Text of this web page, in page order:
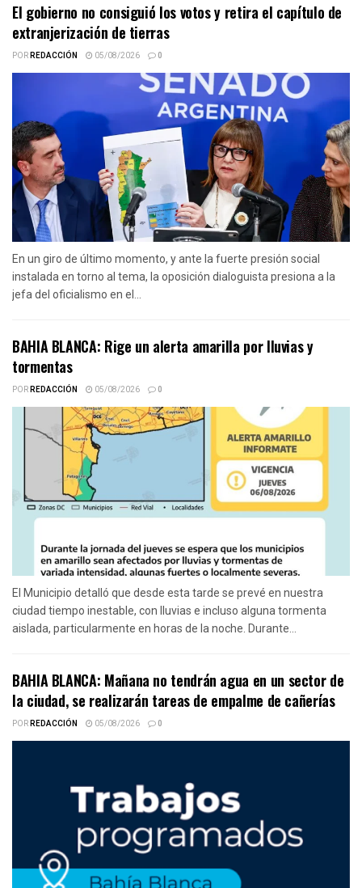
El gobierno no consiguió los votos y retira el capítulo de
extranjerización de tierras
PORREDACCIÓN 05/08/2026 0
En un giro de último momento, y ante la fuerte presión social
instalada en torno al tema, la oposición dialoguista presiona a la
jefa del oficialismo en el...
BAHIA BLANCA: Rige un alerta amarilla por lluvias y
tormentas
PORREDACCIÓN 05/08/2026 0
El Municipio detalló que desde esta tarde se prevé en nuestra
ciudad tiempo inestable, con lluvias e incluso alguna tormenta
aislada, particularmente en horas de la noche. Durante...
BAHIA BLANCA: Mañana no tendrán agua en un sector de
la ciudad, se realizarán tareas de empalme de cañerías
PORREDACCIÓN 05/08/2026 0